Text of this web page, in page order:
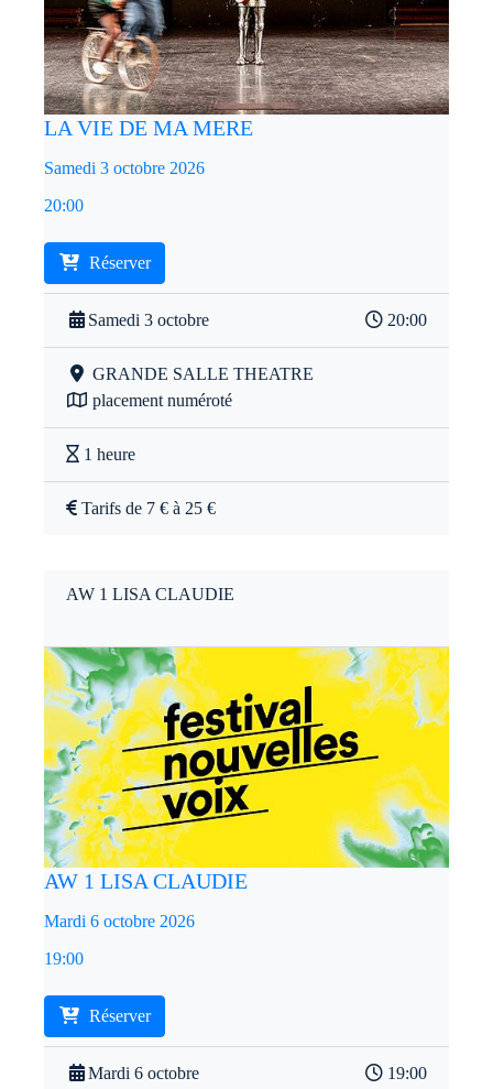
LA VIE DE MA MERE
Samedi 3 octobre 2026
20:00
Réserver
Samedi 3 octobre 20:00
GRANDE SALLE THEATRE
placement numéroté
1 heure
Tarifs de 7 € à 25 €
AW 1 LISA CLAUDIE
AW 1 LISA CLAUDIE
Mardi 6 octobre 2026
19:00
Réserver
Mardi 6 octobre 19:00